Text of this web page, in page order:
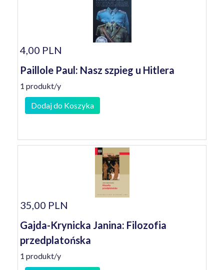
4,00 PLN
Paillole Paul: Nasz szpieg u Hitlera
1 produkt/y
Dodaj do Koszyka
35,00 PLN
Gajda-Krynicka Janina: Filozofia
przedplatońska
1 produkt/y